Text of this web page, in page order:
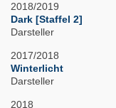
2018/2019
Dark [Staffel 2]
Darsteller
2017/2018
Winterlicht
Darsteller
2018